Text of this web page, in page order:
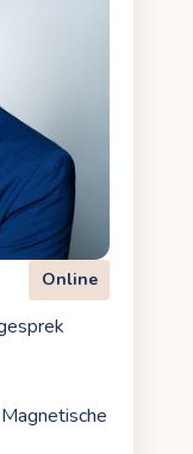
Online